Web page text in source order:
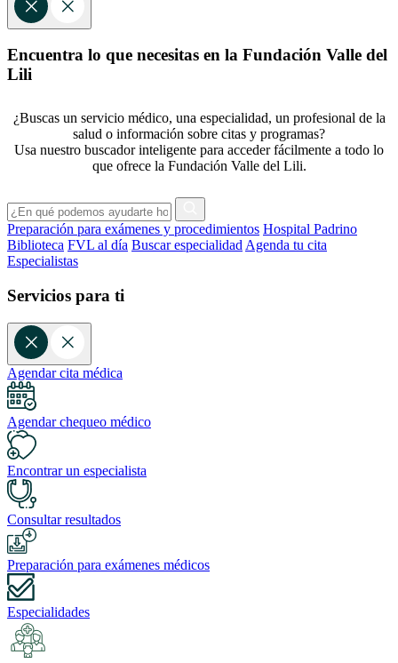
Encuentra lo que necesitas en la Fundación Valle del
Lili
¿Buscas un servicio médico, una especialidad, un profesional de la
salud o información sobre citas y programas?
Usa nuestro buscador inteligente para acceder fácilmente a todo lo
que ofrece la Fundación Valle del Lili.
Preparación para exámenes y procedimientos Hospital Padrino
Biblioteca FVL al día Buscar especialidad Agenda tu cita
Especialistas
Servicios para ti
Agendar cita médica
Agendar chequeo médico
Encontrar un especialista
Consultar resultados
Preparación para exámenes médicos
Especialidades